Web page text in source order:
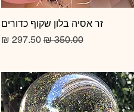
תצוגה מהירה
זר אסיה בלון שקוף כדורים
מחיר רגיל‏350.00 ‏₪ מחיר מבצע‏297.50 ‏₪